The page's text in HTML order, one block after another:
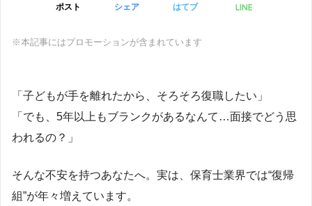
ポスト シェア はてブ LINE
※本記事にはプロモーションが含まれています
「子どもが手を離れたから、そろそろ復職したい」
「でも、5年以上もブランクがあるなんて…面接でどう思
われるの？」
そんな不安を持つあなたへ。実は、保育士業界では“復帰
組”が年々増えています。